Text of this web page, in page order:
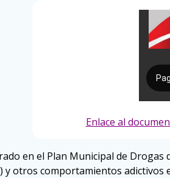
Enlace al
en el Plan Municipal de
y otros comportamientos